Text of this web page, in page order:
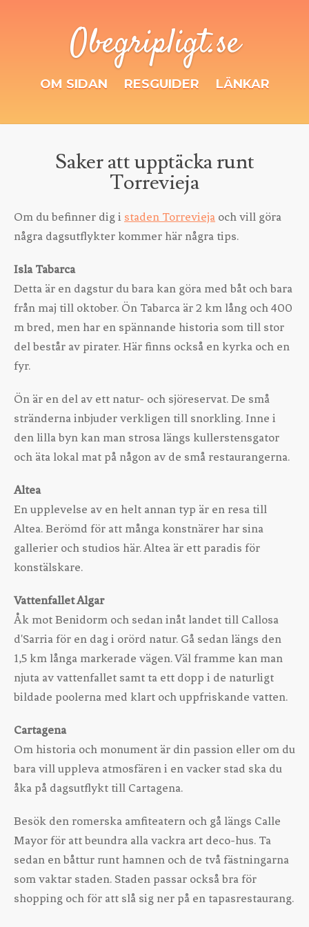
Obegripligt.se
OM SIDAN RESGUIDER LÄNKAR
Saker att upptäcka runt
Torrevieja
Om du befinner dig i staden Torrevieja och vill göra
några dagsutflykter kommer här några tips.
Isla Tabarca
Detta är en dagstur du bara kan göra med båt och bara
från maj till oktober. Ön Tabarca är 2 km lång och 400
m bred, men har en spännande historia som till stor
del består av pirater. Här finns också en kyrka och en
fyr.
Ön är en del av ett natur- och sjöreservat. De små
stränderna inbjuder verkligen till snorkling. Inne i
den lilla byn kan man strosa längs kullerstensgator
och äta lokal mat på någon av de små restaurangerna.
Altea
En upplevelse av en helt annan typ är en resa till
Altea. Berömd för att många konstnärer har sina
gallerier och studios här. Altea är ett paradis för
konstälskare.
Vattenfallet Algar
Åk mot Benidorm och sedan inåt landet till Callosa
d'Sarria för en dag i orörd natur. Gå sedan längs den
1,5 km långa markerade vägen. Väl framme kan man
njuta av vattenfallet samt ta ett dopp i de naturligt
bildade poolerna med klart och uppfriskande vatten.
Cartagena
Om historia och monument är din passion eller om du
bara vill uppleva atmosfären i en vacker stad ska du
åka på dagsutflykt till Cartagena.
Besök den romerska amfiteatern och gå längs Calle
Mayor för att beundra alla vackra art deco-hus. Ta
sedan en båttur runt hamnen och de två fästningarna
som vaktar staden. Staden passar också bra för
shopping och för att slå sig ner på en tapasrestaurang.